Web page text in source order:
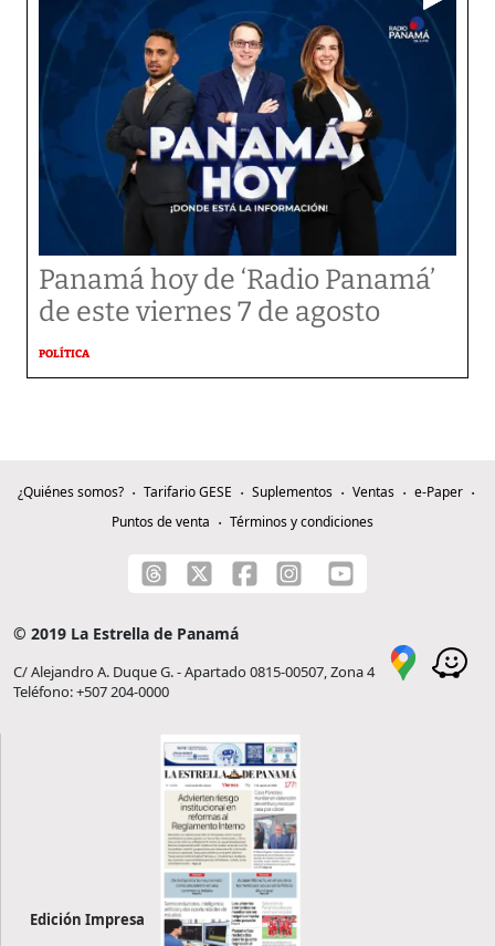
Panamá hoy de ‘Radio Panamá’
de este viernes 7 de agosto
POLÍTICA
¿Quiénes somos? Tarifario GESE Suplementos Ventas
e-Paper
Puntos de venta
Términos y condiciones
© 2019 La Estrella de Panamá
C/ Alejandro A. Duque G. - Apartado 0815-00507, Zona 4
Teléfono: +507 204-0000
Edición Impresa